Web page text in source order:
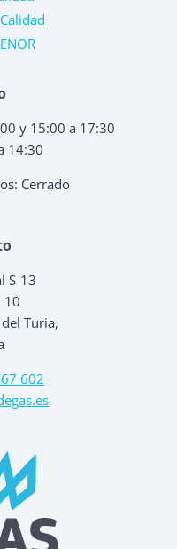
S-13
10
Turia,
602
y 15:00 a 17:30
14:30
Cerrado